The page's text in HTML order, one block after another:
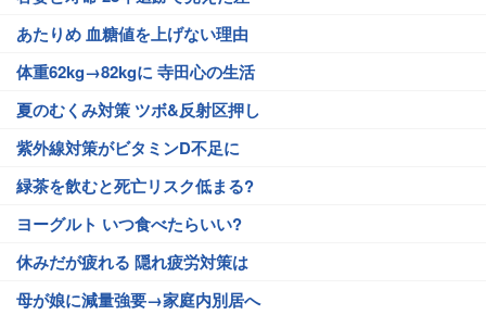
あたりめ 血糖値を上げない理由
体重62kg→82kgに 寺田心の生活
夏のむくみ対策 ツボ&反射区押し
紫外線対策がビタミンD不足に
緑茶を飲むと死亡リスク低まる?
ヨーグルト いつ食べたらいい?
休みだが疲れる 隠れ疲労対策は
母が娘に減量強要→家庭内別居へ